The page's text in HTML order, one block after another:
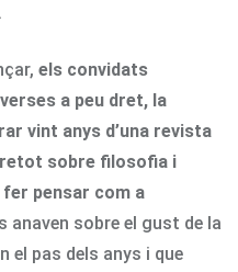
els convidats
a peu dret, la
vint anys d’una revista
sobre filosofia i
pensar com a
anaven sobre el gust de la
el pas dels anys i que